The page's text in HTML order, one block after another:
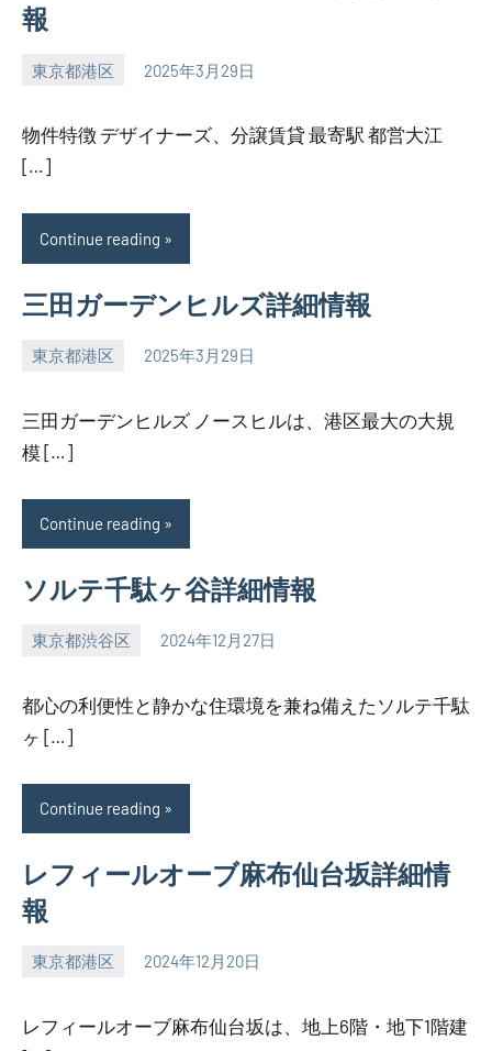
報
東京都港区 2025年3月29日
SEZIMO
物件特徴 デザイナーズ、分譲賃貸 最寄駅 都営大江
[…]
Continue reading
三田ガーデンヒルズ詳細情報
東京都港区 2025年3月29日
SEZIMO
三田ガーデンヒルズ ノースヒルは、港区最大の大規
模 […]
Continue reading
ソルテ千駄ヶ谷詳細情報
東京都渋谷区 2024年12月27日
SEZIMO
都心の利便性と静かな住環境を兼ね備えたソルテ千駄
ヶ […]
Continue reading
レフィールオーブ麻布仙台坂詳細情
報
東京都港区 2024年12月20日
SEZIMO
レフィールオーブ麻布仙台坂は、地上6階・地下1階建